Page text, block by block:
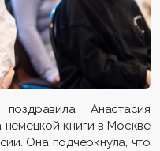
Анастасия
книги в Москве
Она подчеркнула, что